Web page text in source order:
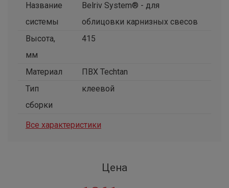
Название
системы
Belriv System® - для
облицовки карнизных свесов
Высота,
мм
415
Материал
ПВХ Techtan
Тип
сборки
клеевой
Все характеристики
Цена